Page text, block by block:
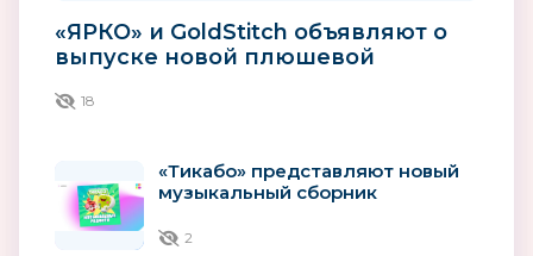
«ЯРКО» и GoldStitch объявляют о
выпуске новой плюшевой
18
«Тикабо» представляют новый
музыкальный сборник
2